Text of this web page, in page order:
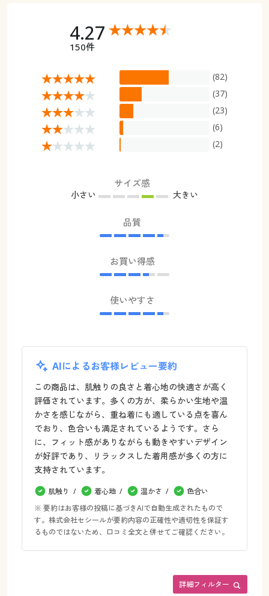
4.27
150件
(82)
(37)
(23)
(6)
(2)
サイズ感
小さい 大きい
品質
お買い得感
使いやすさ
AIによるお客様レビュー要約
この商品は、肌触りの良さと着心地の快適さが高く
評価されています。多くの方が、柔らかい生地や温
かさを感じながら、重ね着にも適している点を喜ん
でおり、色合いも満足されているようです。さら
に、フィット感がありながらも動きやすいデザイン
が好評であり、リラックスした着用感が多くの方に
支持されています。
肌触り 着心地 温かさ
色合い
※ 要約はお客様の投稿に基づきAIで自動生成されたもので
す。株式会社セシールが要約内容の正確性や適切性を保証す
るものではないため、口コミ全文と併せてご確認ください。
詳細フィルター